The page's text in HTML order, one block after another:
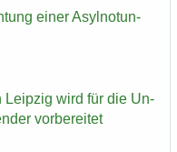
einer Asyl­not­un­
Leip­zig wird für die Un­
vor­be­rei­tet